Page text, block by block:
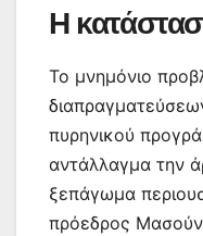
Η
Το μνημόνιο
πυρηνικού
αντάλλαγμα την
ξεπάγωμα
πρόεδρος